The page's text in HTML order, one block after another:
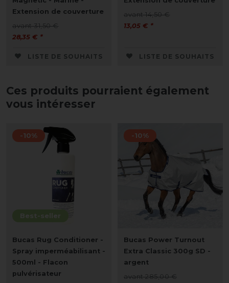
Extension de couverture
avant 31,50 €
28,35 € *
LISTE DE SOUHAITS
avant 14,50 €
13,05 € *
LISTE DE SOUHAITS
Ces produits pourraient également
vous intéresser
Best-seller
-10%
Bucas Rug Conditioner -
Spray imperméabilisant -
500ml - Flacon
pulvérisateur
-10%
Bucas Power Turnout
Extra Classic 300g SD -
argent
avant 285,00 €